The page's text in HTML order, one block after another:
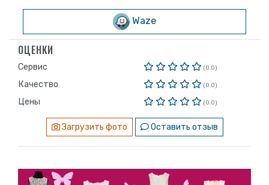
Waze
ОЦЕНКИ
Сервис (0.0)
Качество (0.0)
Цены (0.0)
Загрузить фото Оставить отзыв